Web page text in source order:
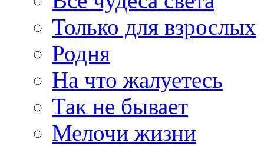
Только для взрослых
Родня
На что жалуетесь
Так не бывает
Мелочи жизни